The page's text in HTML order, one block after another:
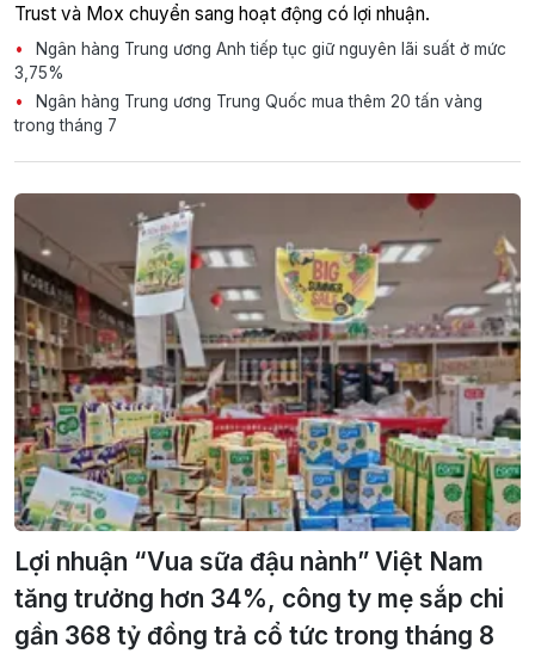
Trust và Mox chuyển sang hoạt động có lợi nhuận.
Ngân hàng Trung ương Anh tiếp tục giữ nguyên lãi suất ở mức
3,75%
Ngân hàng Trung ương Trung Quốc mua thêm 20 tấn vàng
trong tháng 7
Lợi nhuận “Vua sữa đậu nành” Việt Nam
tăng trưởng hơn 34%, công ty mẹ sắp chi
gần 368 tỷ đồng trả cổ tức trong tháng 8